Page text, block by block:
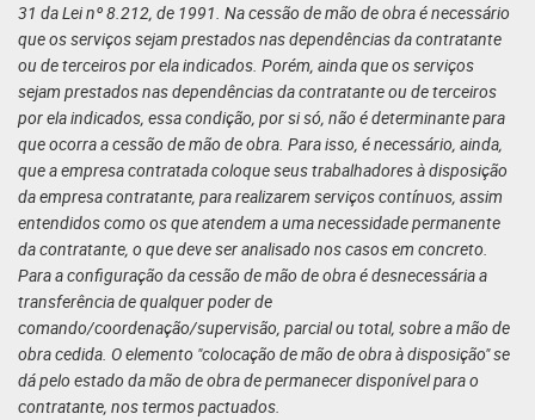
31 da Lei nº 8.212, de 1991. Na cessão de mão de obra é necessário
que os serviços sejam prestados nas dependências da contratante
ou de terceiros por ela indicados. Porém, ainda que os serviços
sejam prestados nas dependências da contratante ou de terceiros
por ela indicados, essa condição, por si só, não é determinante para
que ocorra a cessão de mão de obra. Para isso, é necessário, ainda,
que a empresa contratada coloque seus trabalhadores à disposição
da empresa contratante, para realizarem serviços contínuos, assim
entendidos como os que atendem a uma necessidade permanente
da contratante, o que deve ser analisado nos casos em concreto.
Para a configuração da cessão de mão de obra é desnecessária a
transferência de qualquer poder de
comando/coordenação/supervisão, parcial ou total, sobre a mão de
obra cedida. O elemento "colocação de mão de obra à disposição" se
dá pelo estado da mão de obra de permanecer disponível para o
contratante, nos termos pactuados.